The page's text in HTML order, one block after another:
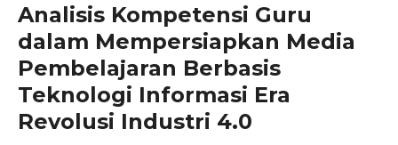
Analisis Kompetensi Guru
dalam Mempersiapkan Media
Pembelajaran Berbasis
Teknologi Informasi Era
Revolusi Industri 4.0